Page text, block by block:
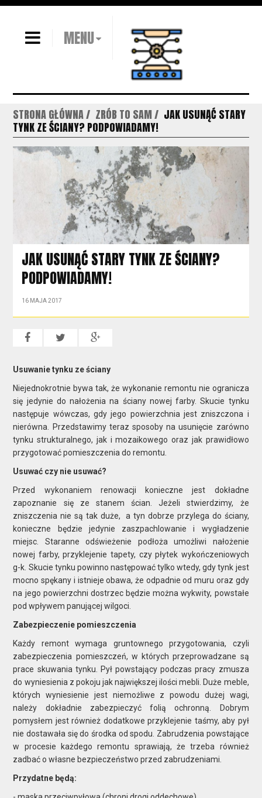
MENU
STRONA GŁÓWNA ZRÓB TO SAM
JAK USUNĄĆ STARY
TYNK ZE ŚCIANY? PODPOWIADAMY!
JAK USUNĄĆ STARY TYNK ZE ŚCIANY?
PODPOWIADAMY!
16 MAJA 2017
Usuwanie tynku ze ściany
Niejednokrotnie bywa tak, że wykonanie remontu nie ogranicza
się jedynie do nałożenia na ściany nowej farby. Skucie tynku
następuje wówczas, gdy jego powierzchnia jest zniszczona i
nierówna. Przedstawimy teraz sposoby na usunięcie zarówno
tynku strukturalnego, jak i mozaikowego oraz jak prawidłowo
przygotować pomieszczenia do remontu.
Usuwać czy nie usuwać?
Przed wykonaniem renowacji konieczne jest dokładne
zapoznanie się ze stanem ścian. Jeżeli stwierdzimy, że
zniszczenia nie są tak duże, a tyn dobrze przylega do ściany,
konieczne będzie jedynie zaszpachlowanie i wygładzenie
miejsc. Staranne odświeżenie podłoża umożliwi nałożenie
nowej farby, przyklejenie tapety, czy płytek wykończeniowych
g-k. Skucie tynku powinno następować tylko wtedy, gdy tynk jest
mocno spękany i istnieje obawa, że odpadnie od muru oraz gdy
na jego powierzchni dostrzec będzie można wykwity, powstałe
pod wpływem panującej wilgoci.
Zabezpieczenie pomieszczenia
Każdy remont wymaga gruntownego przygotowania, czyli
zabezpieczenia pomieszczeń, w których przeprowadzane są
prace skuwania tynku. Pył powstający podczas pracy zmusza
do wyniesienia z pokoju jak największej ilości mebli. Duże meble,
których wyniesienie jest niemożliwe z powodu dużej wagi,
należy dokładnie zabezpieczyć folią ochronną. Dobrym
pomysłem jest również dodatkowe przyklejenie taśmy, aby pył
nie dostawała się do środka od spodu. Zabrudzenia powstające
w procesie każdego remontu sprawiają, że trzeba również
zadbać o własne bezpieczeństwo przed zabrudzeniami.
Przydatne będą: